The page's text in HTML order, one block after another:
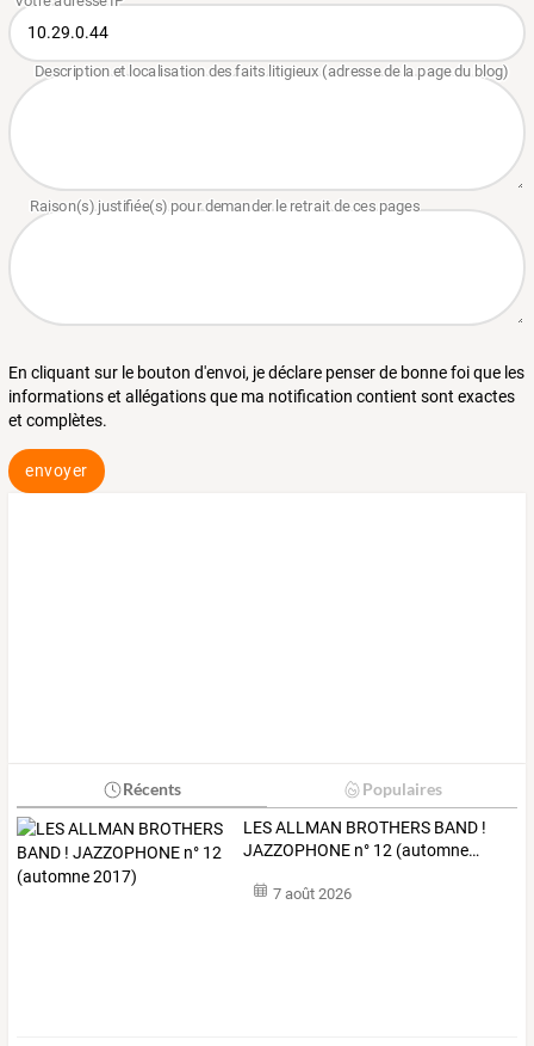
En cliquant sur le bouton d'envoi, je déclare penser de bonne foi que les
informations et allégations que ma notification contient sont exactes
et complètes.
envoyer
Récents Populaires
LESALLMAN BROTHERS BAND !
JAZZOPHONE n° 12 (automne…
7 août 2026